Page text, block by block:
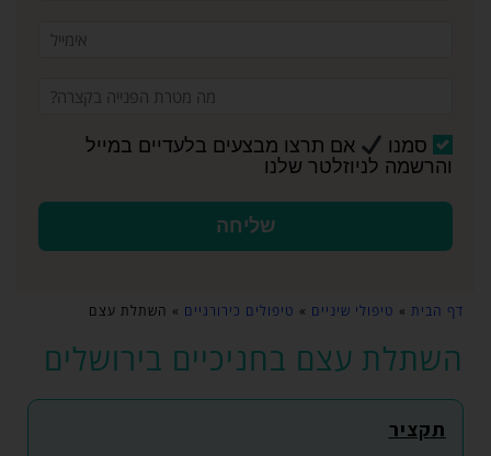
דף הבית » טיפולי שיניים » טיפולים כירורגיים » השתלת עצם
השתלת עצם בחניכיים בירושלים
תקציר
סמנו
אם תרצו מבצעים בלעדיים במייל
והרשמה לניוזלטר שלנו
שליחה